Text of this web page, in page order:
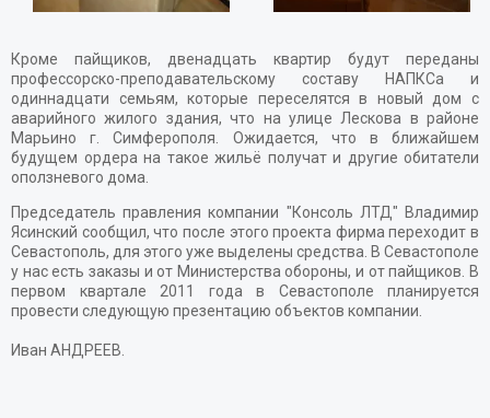
Кроме пайщиков, двенадцать квартир будут переданы
профессорско-преподавательскому составу НАПКСа и
одиннадцати семьям, которые переселятся в новый дом с
аварийного жилого здания, что на улице Лескова в районе
Марьино г. Симферополя. Ожидается, что в ближайшем
будущем ордера на такое жильё получат и другие обитатели
оползневого дома.
Председатель правления компании "Консоль ЛТД" Владимир
Ясинский сообщил, что после этого проекта фирма переходит в
Севастополь, для этого уже выделены средства. В Севастополе
у нас есть заказы и от Министерства обороны, и от пайщиков. В
первом квартале 2011 года в Севастополе планируется
провести следующую презентацию объектов компании.
Иван АНДРЕЕВ.